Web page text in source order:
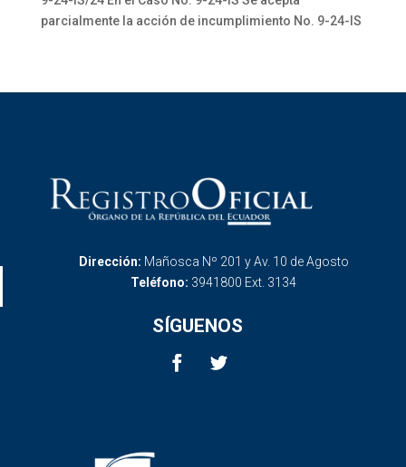
parcialmente la acción de incumplimiento No. 9-24-IS
Dirección: Mañosca Nº 201 y Av. 10 de Agosto
Teléfono: 3941800 Ext. 3134
SÍGUENOS